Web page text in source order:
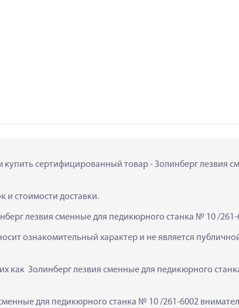
купить сертифицированный товар - Золинберг лезвия
и стоимости доставки.
лезвия сменные для педикюрного станка № 10 /
ознакомительный характер и не является
как  Золинберг лезвия сменные для педикюрного
для педикюрного станка № 10 /261-6002